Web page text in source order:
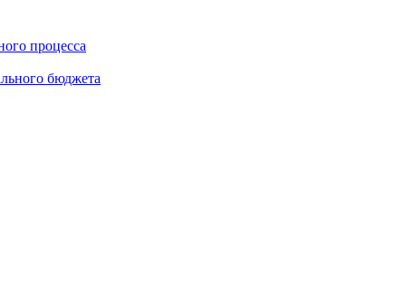
процесса
бюджета